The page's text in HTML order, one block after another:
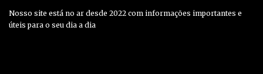
Nosso site está no ar desde 2022 com informações importantes e
úteis para o seu dia a dia